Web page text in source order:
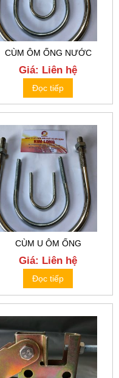
CÙM ÔM ỐNG NƯỚC
Giá: Liên hệ
Đọc tiếp
CÙM U ÔM ỐNG
Giá: Liên hệ
Đọc tiếp